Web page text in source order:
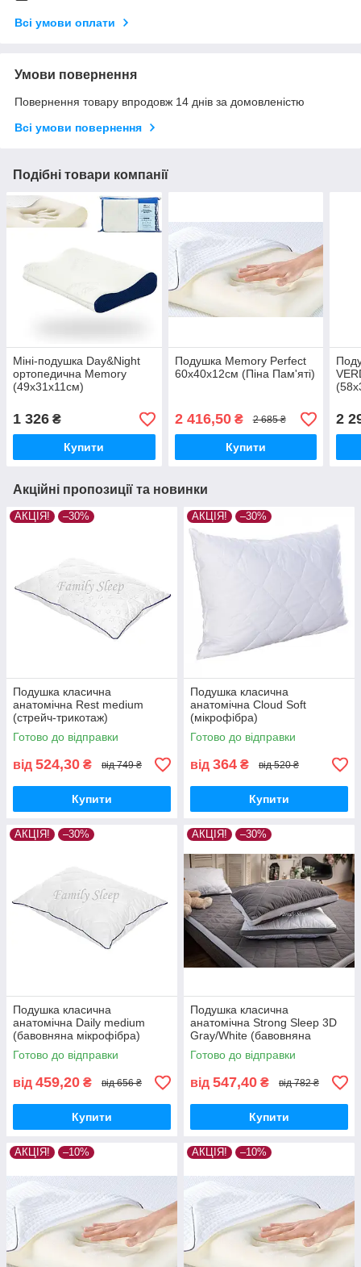
Всі умови оплати
Умови повернення
Повернення товару впродовж 14 днів за домовленістю
Всі умови повернення
Подібні товари компанії
Міні-подушка Day&Night
ортопедична Memory
(49x31x11см)
1 326 ₴
Купити
Подушка Memory Perfect
60х40х12см (Піна Пам'яті)
2 416,50₴ 2 685 ₴
Купити
2
Акційні пропозиції та новинки
АКЦІЯ! –30%
Подушка класична
анатомічна Rest medium
(стрейч-трикотаж)
Готово до відправки
від 524,30 ₴ від 749 ₴
Купити
АКЦІЯ! –30%
Подушка класична
анатомічна Cloud Soft
(мікрофібра)
Готово до відправки
від 364 ₴ від 520 ₴
Купити
АКЦІЯ! –30%
Подушка класична
анатомічна Daily medium
(бавовняна мікрофібра)
Готово до відправки
від 459,20 ₴ від 656 ₴
Купити
АКЦІЯ! –30%
Подушка класична
анатомічна Strong Sleep 3D
Gray/White (бавовняна
мікрофібра)
Готово до відправки
від 547,40 ₴ від 782 ₴
Купити
АКЦІЯ! –10% АКЦІЯ! –10%